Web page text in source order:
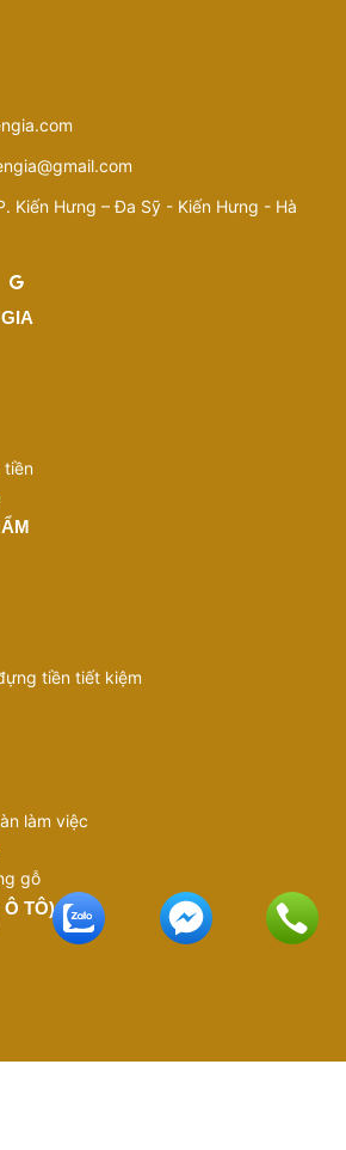
Kiến Hưng – Đa Sỹ - Kiến Hưng - Hà
tiền
tiền tiết kiệm
làm việc
gỗ
TÔ)